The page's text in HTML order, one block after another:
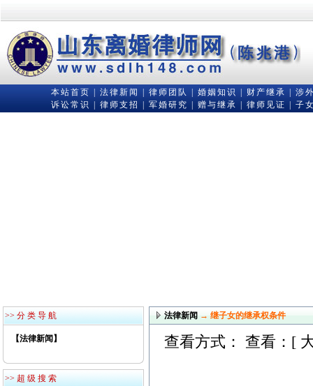
本站首页 法律新闻 律师团队 婚姻知识 财产继承
涉
诉讼常识
律师支招 军婚研究 赠与继承 律师见证 子
>> 分 类 导 航
【法律新闻】
>> 超 级 搜 索
法律新闻 → 继子女的继承权条件
查看方式： 查看：[